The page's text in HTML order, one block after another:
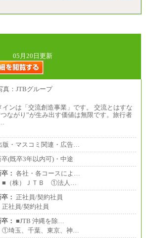
05月20日更新
ンは「交流創造事業」です。 交流とはすな
ながり”が生み出す価値は無限です。旅行者
版・マスコミ関連・広告…
卒(既卒3年以内可)・中途
： 各社・各コースによ…
■（株）ＪＴＢ ①法人…
： 正社員/契約社員
正社員/契約社員
： ■JTB 沖縄を除…
①埼玉、千葉、東京、神…